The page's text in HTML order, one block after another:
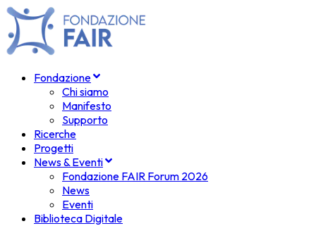
Fondazione
Chi siamo
Manifesto
Supporto
Ricerche
Progetti
News & Eventi
Fondazione FAIR Forum 2026
News
Eventi
Biblioteca Digitale